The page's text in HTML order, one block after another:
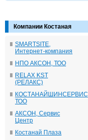
Компании Костаная
SMARTSITE,
Интернет-компания
НПО АКСОН, ТОО
RELAX KST
(РЕЛАКС)
КОСТАНАЙШИНСЕРВИС,
ТОО
АКСОН, Сервис
Центр
Костанай Плаза